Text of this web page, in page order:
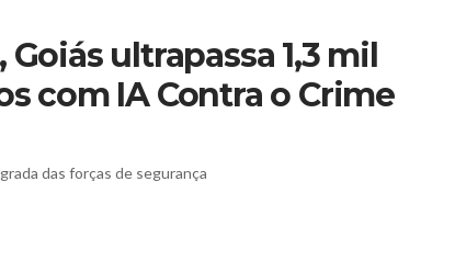
ultrapassa 1,3 mil
com IA Contra o Crime
das forças de segurança